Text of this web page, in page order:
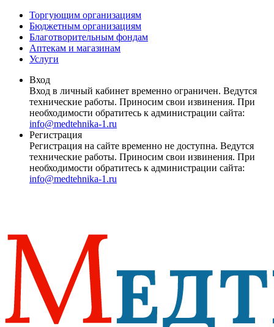
Торгующим организациям
Бюджетным организациям
Благотворительным фондам
Аптекам и магазинам
Услуги
Вход
Вход в личный кабинет временно ограничен. Ведутся
технические работы. Приносим свои извинения. При
необходимости обратитесь к администрации сайта:
info@medtehnika-1.ru
Регистрация
Регистрация на сайте временно не доступна. Ведутся
технические работы. Приносим свои извинения. При
необходимости обратитесь к администрации сайта:
info@medtehnika-1.ru